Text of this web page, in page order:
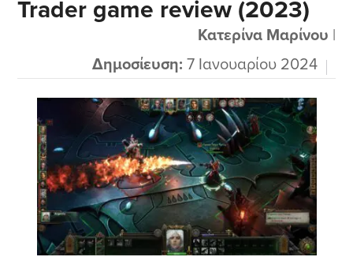
Trader game review (2023)
Κατερίνα Μαρίνου |
Δημοσίευση: 7 Ιανουαρίου 2024